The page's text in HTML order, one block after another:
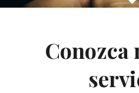
Conozca